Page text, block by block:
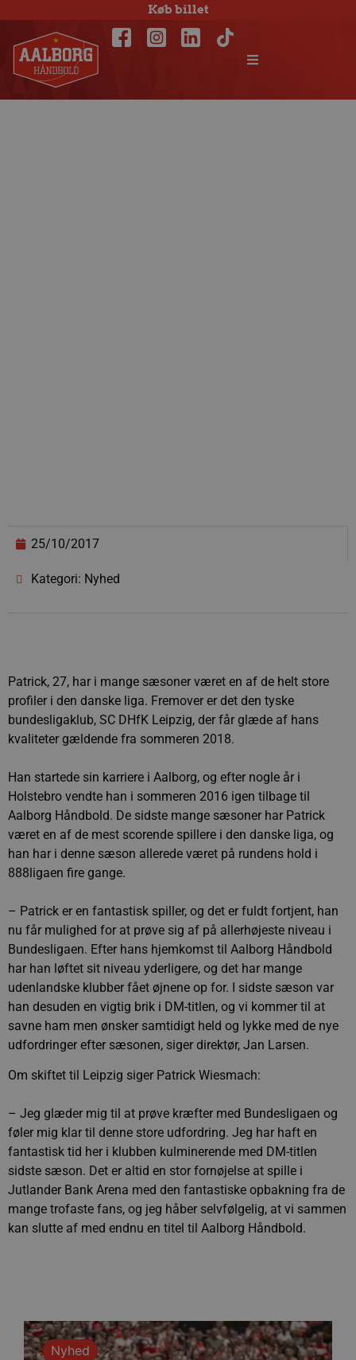
Køb billet
25/10/2017
Kategori: Nyhed
Patrick, 27, har i mange sæsoner været en af de helt store
profiler i den danske liga. Fremover er det den tyske
bundesligaklub, SC DHfK Leipzig, der får glæde af hans
kvaliteter gældende fra sommeren 2018.
Han startede sin karriere i Aalborg, og efter nogle år i
Holstebro vendte han i sommeren 2016 igen tilbage til
Aalborg Håndbold. De sidste mange sæsoner har Patrick
været en af de mest scorende spillere i den danske liga, og
han har i denne sæson allerede været på rundens hold i
888ligaen fire gange.
– Patrick er en fantastisk spiller, og det er fuldt fortjent, han
nu får mulighed for at prøve sig af på allerhøjeste niveau i
Bundesligaen. Efter hans hjemkomst til Aalborg Håndbold
har han løftet sit niveau yderligere, og det har mange
udenlandske klubber fået øjnene op for. I sidste sæson var
han desuden en vigtig brik i DM-titlen, og vi kommer til at
savne ham men ønsker samtidigt held og lykke med de nye
udfordringer efter sæsonen, siger direktør, Jan Larsen.
Om skiftet til Leipzig siger Patrick Wiesmach:
– Jeg glæder mig til at prøve kræfter med Bundesligaen og
føler mig klar til denne store udfordring. Jeg har haft en
fantastisk tid her i klubben kulminerende med DM-titlen
sidste sæson. Det er altid en stor fornøjelse at spille i
Jutlander Bank Arena med den fantastiske opbakning fra de
mange trofaste fans, og jeg håber selvfølgelig, at vi sammen
kan slutte af med endnu en titel til Aalborg Håndbold.
Nyhed